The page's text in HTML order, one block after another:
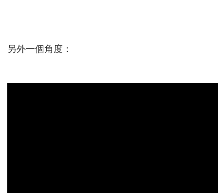
另外一個角度：